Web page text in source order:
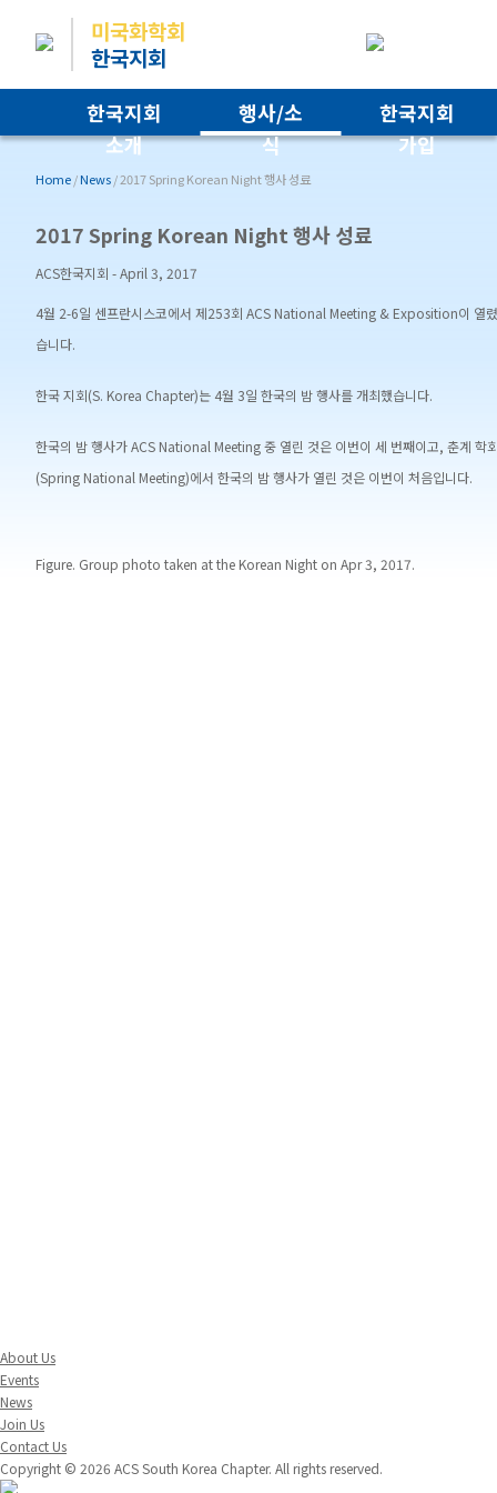
미국화학회
한국지회
한국지회
소개
행사/소
식
한국지회
가입
Home/News/2017 Spring Korean Night 행사 성료
2017 Spring Korean Night 행사 성료
ACS한국지회 -April 3, 2017
4월 2-6일 센프란시스코에서 제253회 ACS National Meeting & Exposition이 열렸
습니다.
한국 지회(S. Korea Chapter)는 4월 3일 한국의 밤 행사를 개최했습니다.
한국의 밤 행사가 ACS National Meeting 중 열린 것은 이번이 세 번째이고, 춘계 학
(Spring National Meeting)에서 한국의 밤 행사가 열린 것은 이번이 처음입니다.
Figure. Group photo taken at the Korean Night on Apr 3, 2017.
About Us
Events
News
Join Us
Contact Us
Copyright © 2026 ACS South Korea Chapter. All rights reserved.